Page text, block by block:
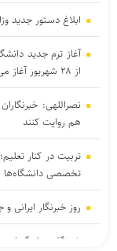
ابلاغ دستور جدید
آغاز ترم جدید
از ۲۸ شهریور آغاز می‌شود
نصراللهی:
هم روایت کنند
تربیت در کنار
تخصصی دانشگاه‌ها
روز خبرنگار ایرانی
خبرنگار؛ روایتگر